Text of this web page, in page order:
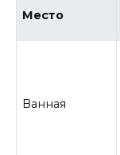
Место
Ванная